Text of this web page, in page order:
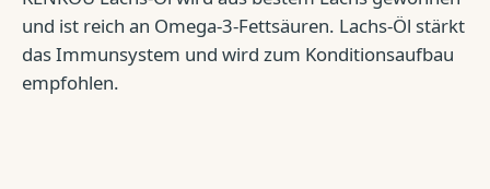
und ist reich an Omega-3-Fettsäuren. Lachs-Öl stärkt
das Immunsystem und wird zum Konditionsaufbau
empfohlen.